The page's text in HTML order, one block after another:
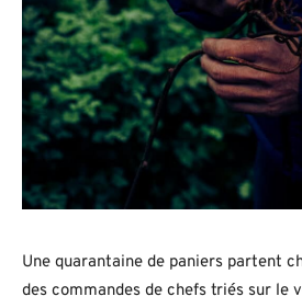
Une quarantaine de paniers partent
des commandes de chefs triés sur le